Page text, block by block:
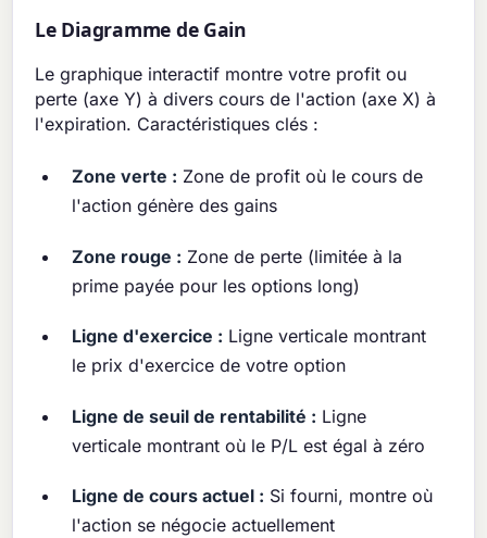
Le Diagramme de Gain
Le graphique interactif montre votre profit ou
perte (axe Y) à divers cours de l'action (axe X) à
l'expiration. Caractéristiques clés :
Zone verte : Zone de profit où le cours de
l'action génère des gains
Zone rouge : Zone de perte (limitée à la
prime payée pour les options long)
Ligne d'exercice : Ligne verticale montrant
le prix d'exercice de votre option
Ligne de seuil de rentabilité : Ligne
verticale montrant où le P/L est égal à zéro
Ligne de cours actuel : Si fourni, montre où
l'action se négocie actuellement